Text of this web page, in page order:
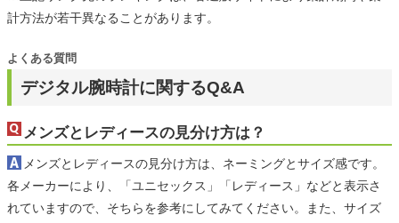
計方法が若干異なることがあります。
デジタル腕時計に関するQ&A
よくある質問
メンズとレディースの見分け方は？
メンズとレディースの見分け方は、ネーミングとサイズ感です。
各メーカーにより、「ユニセックス」「レディース」などと表示さ
れていますので、そちらを参考にしてみてください。また、サイズ